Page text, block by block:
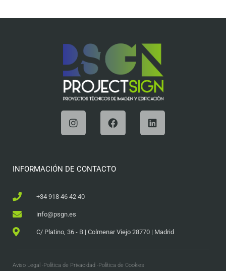
INFORMACIÓN DE CONTACTO
+34 918 46 42 40
info@psgn.es
C/ Platino, 36 - B | Colmenar Viejo 28770 | Madrid
Aviso Legal -Política de Privacidad -Política de Cookies